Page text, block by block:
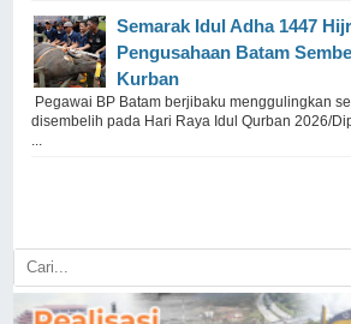
Semarak Idul Adha 1447
Pengusahaan Batam
Kurban
Pegawai BP Batam berjibaku menggulingkan
disembelih pada Hari Raya Idul Qurban 2026/